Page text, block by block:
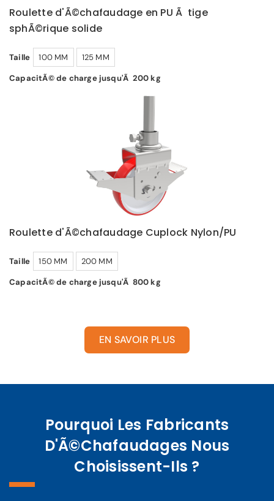
Roulette d'Ã©chafaudage en PU Ã tige
sphÃ©rique solide
Taille 100 MM
125 MM
CapacitÃ© de charge jusqu'Ã 200 kg
Roulette d'Ã©chafaudage Cuplock Nylon/PU
Taille 150 MM
200 MM
CapacitÃ© de charge jusqu'Ã 800 kg
EN SAVOIR PLUS
Pourquoi Les Fabricants
D'Ã©chafaudages Nous
Choisissent-Ils ?